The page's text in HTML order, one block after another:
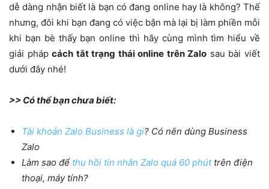
dễ dàng nhận biết là bạn có đang online hay là không? Thế
nhưng, đôi khi bạn đang có việc bận mà lại bị làm phiền mỗi
khi bạn bè thấy bạn online thì hãy cùng mình tìm hiểu về
giải phápcách tắt trạng thái online trên Zalo sau bài viết
dưới đây nhé!
>> Có thể bạn chưa biết:
Tài khoản Zalo Business là gì? Có nên dùng Business
Zalo
Làm sao để thu hồi tin nhắn Zalo quá 60 phúttrên điện
thoại, máy tính?